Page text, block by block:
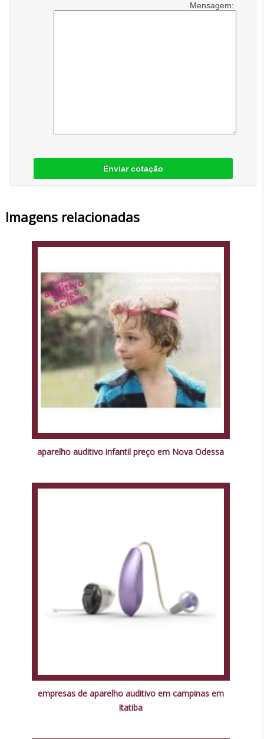
Mensagem:
Enviar cotação
Imagens relacionadas
aparelho auditivo infantil preço em Nova Odessa
empresas de aparelho auditivo em campinas em
Itatiba